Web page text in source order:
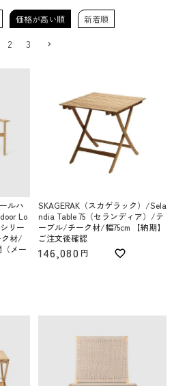
価格が高い順 新着順
2 3
ルハ
Lo
リー
ク材/
メー
SKAGERAK（スカゲラック）/Sela
ndia Table 75（セランディア）/テ
ーブル/チーク材/幅75cm 【納期】
ご注文後確認
146,080